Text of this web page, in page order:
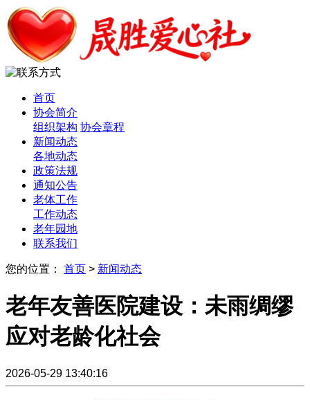
首页
协会简介
组织架构 协会章程
新闻动态
各地动态
政策法规
通知公告
老体工作
工作动态
老年园地
联系我们
您的位置： 首页 > 新闻动态
老年友善医院建设：未雨绸缪
应对老龄化社会
2026-05-29 13:40:16